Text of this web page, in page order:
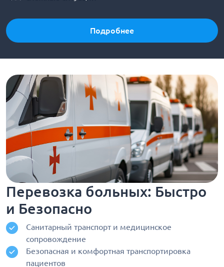
Подробнее
Перевозка больных: Быстро
и Безопасно
Санитарный транспорт и медицинское
сопровождение
Безопасная и комфортная транспортировка
пациентов